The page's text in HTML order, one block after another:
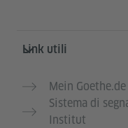
Link utili
Mein Goethe.de
Sistema di
Institut